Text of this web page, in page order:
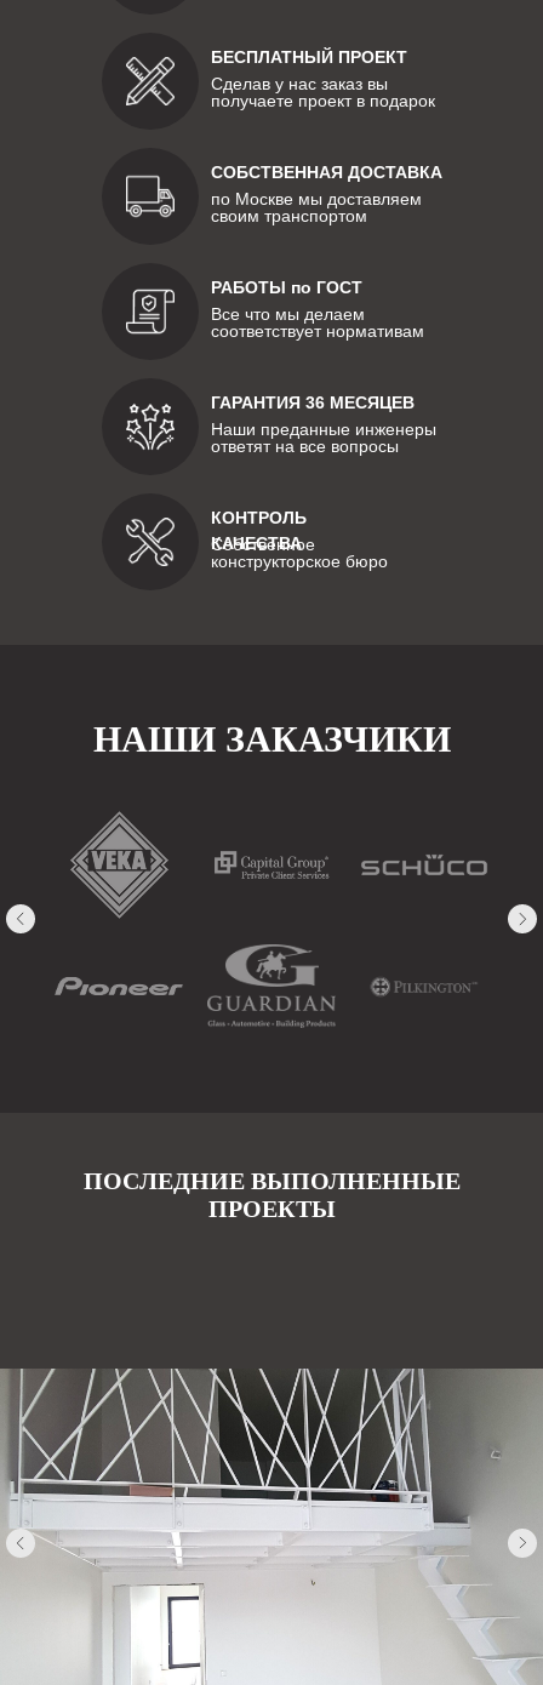
БЕСПЛАТНЫЙ ПРОЕКТ
Сделав у нас заказ вы
получаете проект в подарок
СОБСТВЕННАЯ ДОСТАВКА
по Москве мы доставляем
своим транспортом
РАБОТЫ по ГОСТ
Все что мы делаем
соответствует нормативам
КОНТРОЛЬ
КАЧЕСТВА
Собственное
конструкторское бюро
ГАРАНТИЯ 36 МЕСЯЦЕВ
Наши преданные инженеры
ответят на все вопросы
НАШИ ЗАКАЗЧИКИ
ПОСЛЕДНИЕ ВЫПОЛНЕННЫЕ
ПРОЕКТЫ